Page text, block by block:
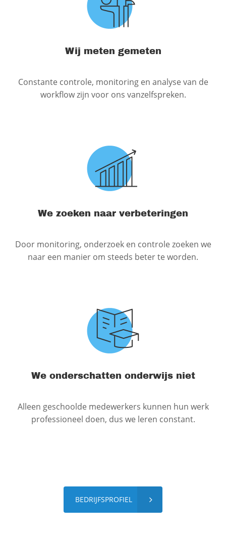
Wij meten gemeten
Constante controle, monitoring en analyse van de
workflow zijn voor ons vanzelfspreken.
We zoeken naar verbeteringen
Door monitoring, onderzoek en controle zoeken we
naar een manier om steeds beter te worden.
We onderschatten onderwijs niet
Alleen geschoolde medewerkers kunnen hun werk
professioneel doen, dus we leren constant.
BEDRIJFSPROFIEL